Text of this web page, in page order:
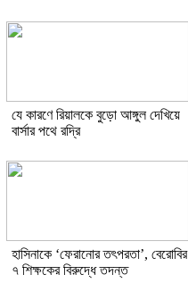
যে কারণে রিয়ালকে বুড়ো আঙ্গুল দেখিয়ে
বার্সার পথে রদ্রি
হাসিনাকে ‘ফেরানোর তৎপরতা’, বেরোবির
৭ শিক্ষকের বিরুদ্ধে তদন্ত